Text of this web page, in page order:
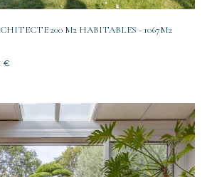
200 M2 HABITABLES - 1067M2
€